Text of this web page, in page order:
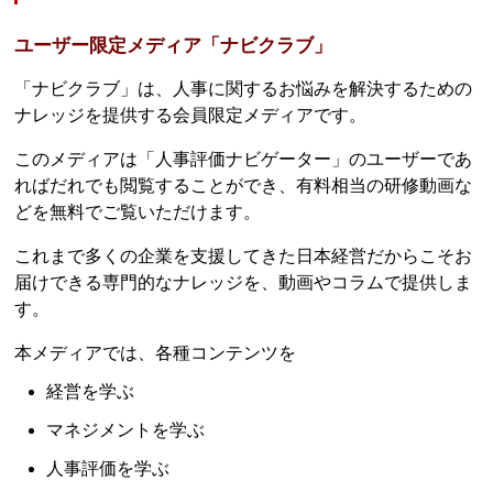
ユーザー限定メディア「ナビクラブ」
「ナビクラブ」は、人事に関するお悩みを解決するための
ナレッジを提供する会員限定メディアです。
このメディアは「人事評価ナビゲーター」のユーザーであ
ればだれでも閲覧することができ、有料相当の研修動画な
どを無料でご覧いただけます。
これまで多くの企業を支援してきた日本経営だからこそお
届けできる専門的なナレッジを、動画やコラムで提供しま
す。
本メディアでは、各種コンテンツを
経営を学ぶ
マネジメントを学ぶ
人事評価を学ぶ